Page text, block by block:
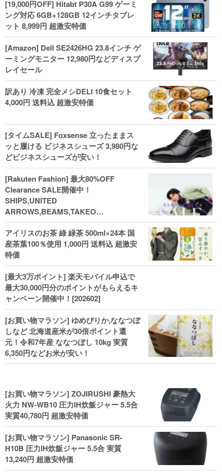
[19,000円OFF] Hitabt P30A G99 ゲーミ
ング対応 6GB+128GB 12インチタブレ
ット 8,999円 超激安特価
[Amazon] Dell SE2426HG 23.8インチ ゲ
ーミングモニター 12,980円などディスプ
レイセール
訳あり 冷凍 完全メシDELI 10食セット
4,000円 送料込 超激安特価
[タイムSALE] Foxsense 立ったままス
ッと履ける ビジネスシューズ 3,980円な
どビジネスシューズが安い！
[Rakuten Fashion] 最大80%OFF
Clearance SALE開催中！
SHIPS,UNITED
ARROWS,BEAMS,TAKEO
KIKUCHI,COACH,MICHAEL KORSなど
(202602)
アイリスのお茶 綠 緑茶 500ml×24本 国
産茶葉100％使用 1,000円 送料込 超激安
特価
[最大3万ポイント] 楽天モバイル申込で
最大30,000円分のポイントがもらえるキ
ャンペーン開催中！[202602]
[お買い物マラソン] ゆめぴりか,ななつぼ
しなど 北海道産米が30倍ポイント還
元！令和7年産 ななつぼし 10kg 実質
6,350円などお米が安い！
[お買い物マラソン] ZOJIRUSHI 豪熱大
火力 NW-WB10 圧力IH炊飯ジャー 5.5合
実質40,780円 超激安特価
[お買い物マラソン] Panasonic SR-
H10B 圧力IH炊飯ジャー 5.5合 実質
13,240円 超激安特価